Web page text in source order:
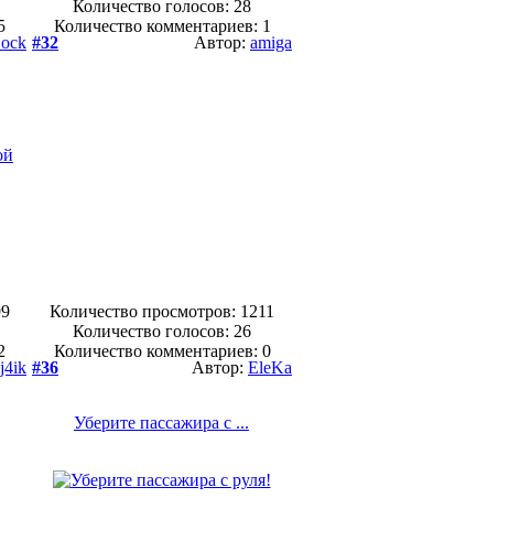
Количество голосов: 28
Количество комментариев: 1
#32 Автор: amiga
Количество просмотров: 1211
Количество голосов: 26
Количество комментариев: 0
#36 Автор: EleKa
Уберите пассажира с ...